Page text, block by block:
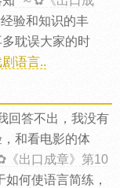
验和知识的丰
耽误大家的时
语言..
回答不出，我没有
和看电影的体
《出口成章》第10
何使语言简练，